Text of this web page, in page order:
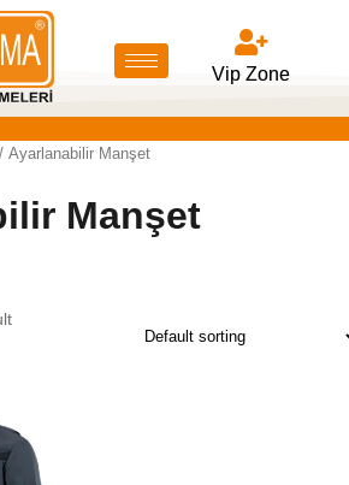
Vip Zone
/ Ayarlanabilir Manşet
Manşet